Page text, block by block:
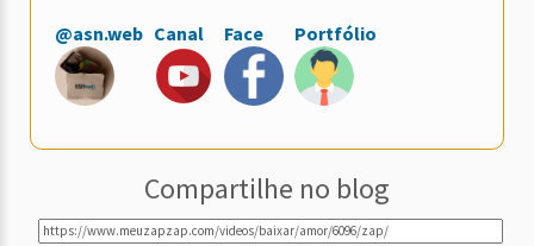
@asn.web Canal Face Portfólio
Compartilhe no blog